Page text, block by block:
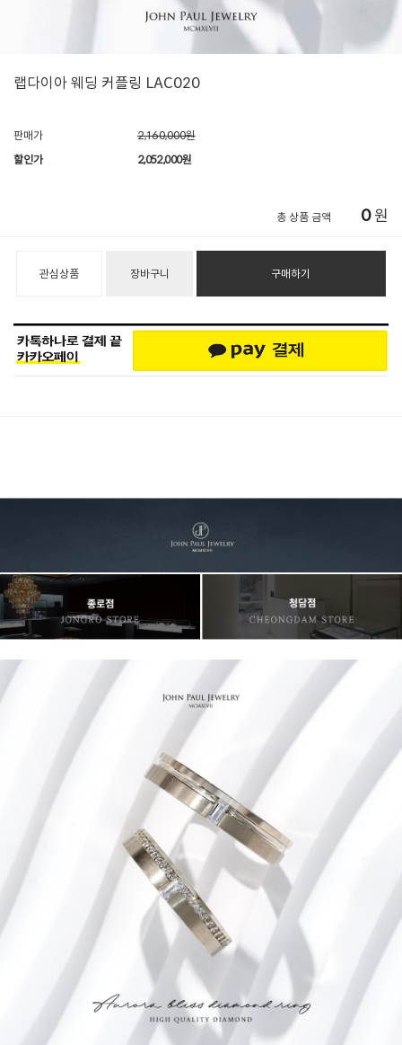
랩다이아 웨딩 커플링 LAC020
판매가 2,160,000원
할인가 2,052,000원
총 상품 금액 0 원
관심상품 장바구니 구매하기